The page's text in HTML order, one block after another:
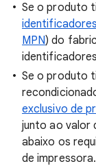
Se o produto
MPN) do
Se o produto
exclusivo de
junto ao valor
abaixo os
de impressora.